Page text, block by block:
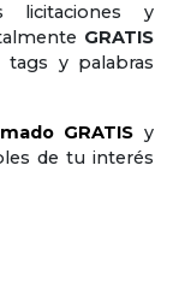
licitaciones y
GRATIS
tags y palabras
GRATIS y
de tu interés